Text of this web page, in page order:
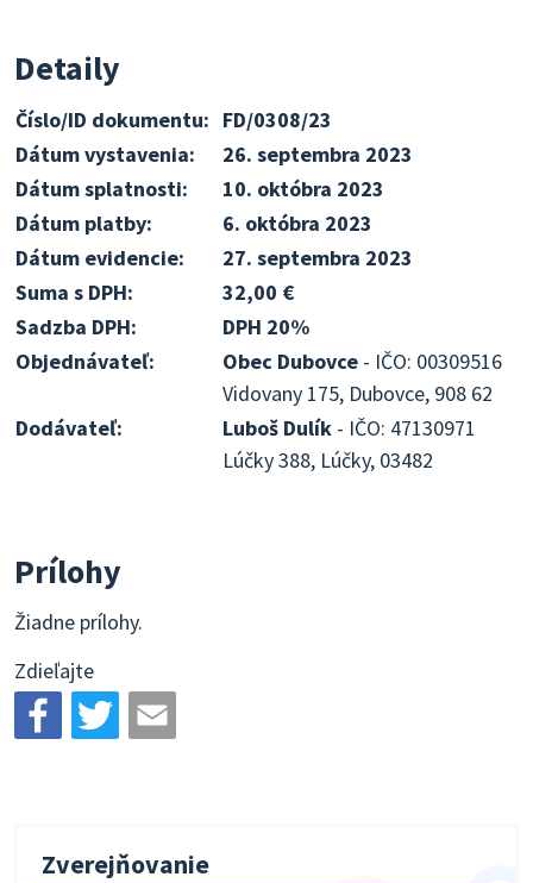
Detaily
Číslo/ID dokumentu: FD/0308/23
Dátum vystavenia:
26. septembra 2023
Dátum splatnosti:
10. októbra 2023
Dátum platby:
6. októbra 2023
Dátum evidencie:
27. septembra 2023
Suma s DPH:
32,00 €
Sadzba DPH:
DPH 20%
Objednávateľ:
Obec Dubovce - IČO: 00309516
Vidovany 175, Dubovce, 908 62
Dodávateľ:
Luboš Dulík - IČO: 47130971
Lúčky 388, Lúčky, 03482
Prílohy
Žiadne prílohy.
Zdieľajte
Zverejňovanie